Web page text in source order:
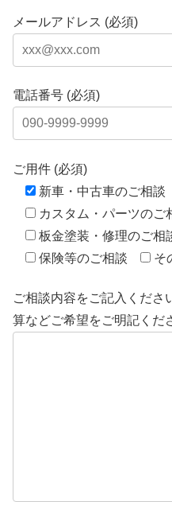
メールアドレス (必須)
電話番号 (必須)
ご用件 (必須)
新車・中古車のご相談
カスタム・パーツのご
板金塗装・修理のご相
保険等のご相談
そ
ご相談内容をご記入くださ
算などご希望をご明記くだ